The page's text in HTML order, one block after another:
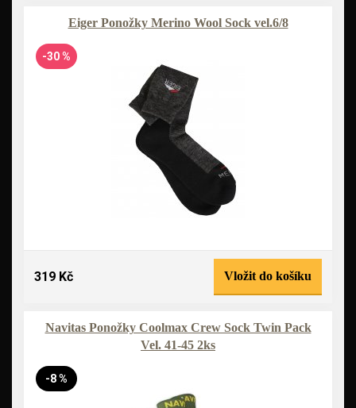
Eiger Ponožky Merino Wool Sock vel.6/8
-30 %
319 Kč Vložit do košíku
Navitas Ponožky Coolmax Crew Sock Twin Pack
Vel. 41-45 2ks
-8 %